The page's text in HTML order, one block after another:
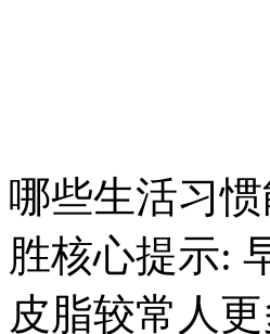
哪些生活习
胜核心提示:
皮脂较常人